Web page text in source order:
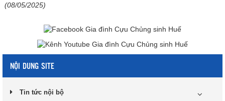
(08/05/2025)
NỘI DUNG SITE
Tin tức nội bộ